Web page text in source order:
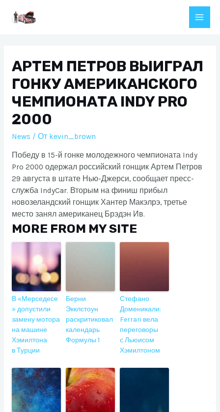
Main
АРТЕМ ПЕТРОВ ВЫИГРАЛ
ГОНКУ АМЕРИКАНСКОГО
ЧЕМПИОНАТА INDY PRO
2000
News / От kevin_brown
Победу в 15-й гонке молодежного чемпионата Indy
Pro 2000 одержал российский гонщик Артем Петров
29 августа в штате Нью-Джерси, сообщает пресс-
служба IndyCar. Вторым на финиш прибыл
новозеландский гонщик Хантер Макэлрэ, третье
место занял американец Брэдэн Ив.
MORE FROM MY SITE
В «Мерседесе
» допустили
замену мотора
на машине
Хэмилтона
в Турции
Берни
Экклстоун
раскритиковал
календарь
Формулы 1
Стефано
Доменикали:
Ferrari вела
переговоры
с Льюисом
Хэмилтоном